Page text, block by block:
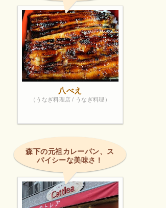
八べえ
（うなぎ料理店 / うなぎ料理）
森下の元祖カレーパン、ス
パイシーな美味さ！